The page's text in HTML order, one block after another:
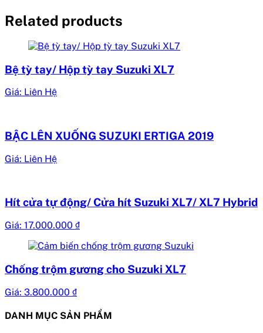
Related products
Bệ tỳ tay/ Hộp tỳ tay Suzuki XL7
Giá: Liên Hệ
BẬC LÊN XUỐNG SUZUKI ERTIGA 2019
Giá: Liên Hệ
Hít cửa tự động/ Cửa hít Suzuki XL7/ XL7 Hybrid
Giá: 17.000.000 ₫
Chống trộm gương cho Suzuki XL7
Giá: 3.800.000 ₫
DANH MỤC SẢN PHẨM